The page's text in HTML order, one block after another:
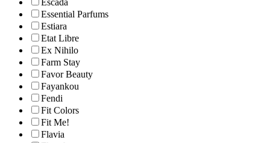
Escada
Essential Parfums
Estiara
Etat Libre
Ex Nihilo
Farm Stay
Favor Beauty
Fayankou
Fendi
Fit Colors
Fit Me!
Flavia